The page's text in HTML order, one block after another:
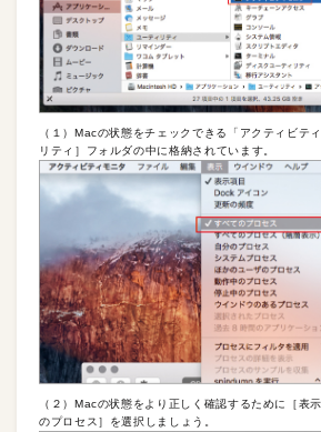
（１）Macの状態をチェックできる「アクティビテ
リティ］フォルダの中に格納されています。
（２）Macの状態をより正しく確認するために［表
のプロセス］を選択しましょう。